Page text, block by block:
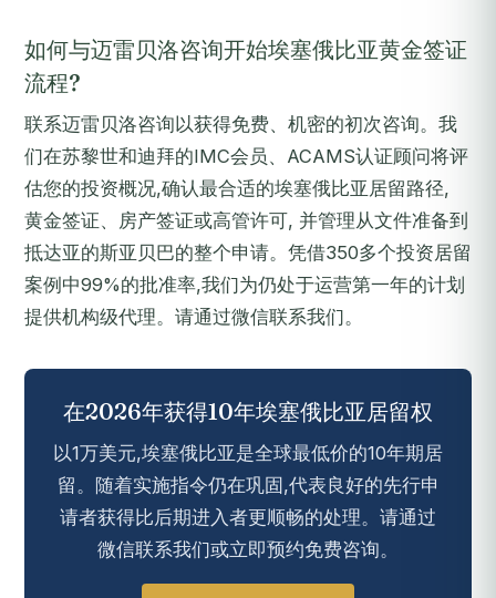
如何与迈雷贝洛咨询开始埃塞俄比亚黄金签证
流程?
联系迈雷贝洛咨询以获得免费、机密的初次咨询。我
们在苏黎世和迪拜的IMC会员、ACAMS认证顾问将评
估您的投资概况,确认最合适的埃塞俄比亚居留路径,
黄金签证、房产签证或高管许可, 并管理从文件准备到
抵达亚的斯亚贝巴的整个申请。凭借350多个投资居留
案例中99%的批准率,我们为仍处于运营第一年的计划
提供机构级代理。请通过微信联系我们。
在2026年获得10年埃塞俄比亚居留权
以1万美元,埃塞俄比亚是全球最低价的10年期居
留。随着实施指令仍在巩固,代表良好的先行申
请者获得比后期进入者更顺畅的处理。请通过
微信联系我们或立即预约免费咨询。